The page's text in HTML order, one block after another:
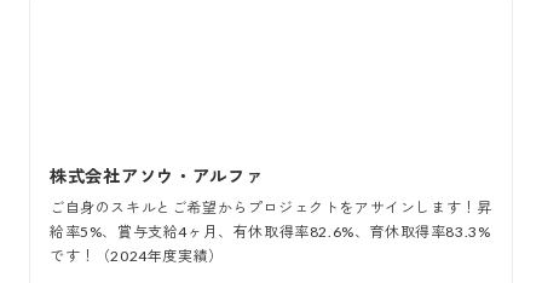
株式会社アソウ・アルファ
ご自身のスキルとご希望からプロジェクトをアサインします！昇
給率5%、賞与支給4ヶ月、有休取得率82.6%、育休取得率83.3%
です！（2024年度実績）